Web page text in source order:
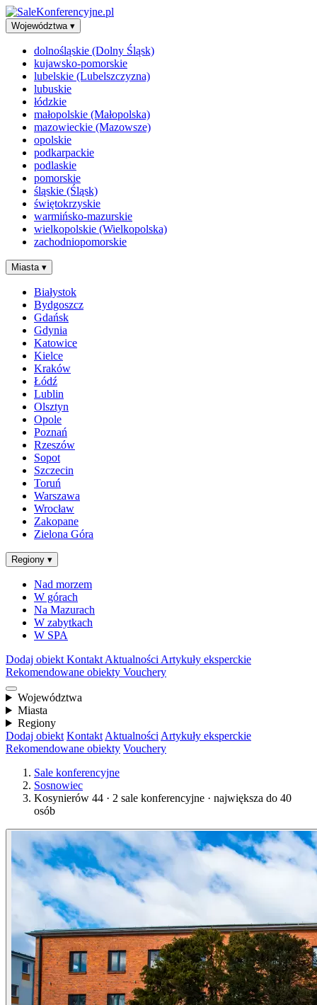
Województwa ▾
dolnośląskie (Dolny Śląsk)
kujawsko-pomorskie
lubelskie (Lubelszczyzna)
lubuskie
łódzkie
małopolskie (Małopolska)
mazowieckie (Mazowsze)
opolskie
podkarpackie
podlaskie
pomorskie
śląskie (Śląsk)
świętokrzyskie
warmińsko-mazurskie
wielkopolskie (Wielkopolska)
zachodniopomorskie
Miasta ▾
Białystok
Bydgoszcz
Gdańsk
Gdynia
Katowice
Kielce
Kraków
Łódź
Lublin
Olsztyn
Opole
Poznań
Rzeszów
Sopot
Szczecin
Toruń
Warszawa
Wrocław
Zakopane
Zielona Góra
Regiony ▾
Nad morzem
W górach
Na Mazurach
W zabytkach
W SPA
Dodaj obiekt Kontakt Aktualności Artykuły eksperckie
Rekomendowane obiekty Vouchery
Województwa
Miasta
Regiony
Dodaj obiekt Kontakt Aktualności Artykuły eksperckie
Rekomendowane obiekty Vouchery
Sale konferencyjne
Sosnowiec
Kosynierów 44 · 2 sale konferencyjne · największa do 40
osób